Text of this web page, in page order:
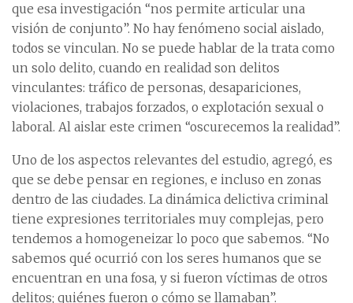
que esa investigación “nos permite articular una
visión de conjunto”. No hay fenómeno social aislado,
todos se vinculan. No se puede hablar de la trata como
un solo delito, cuando en realidad son delitos
vinculantes: tráfico de personas, desapariciones,
violaciones, trabajos forzados, o explotación sexual o
laboral. Al aislar este crimen “oscurecemos la realidad”.
Uno de los aspectos relevantes del estudio, agregó, es
que se debe pensar en regiones, e incluso en zonas
dentro de las ciudades. La dinámica delictiva criminal
tiene expresiones territoriales muy complejas, pero
tendemos a homogeneizar lo poco que sabemos. “No
sabemos qué ocurrió con los seres humanos que se
encuentran en una fosa, y si fueron víctimas de otros
delitos; quiénes fueron o cómo se llamaban”.